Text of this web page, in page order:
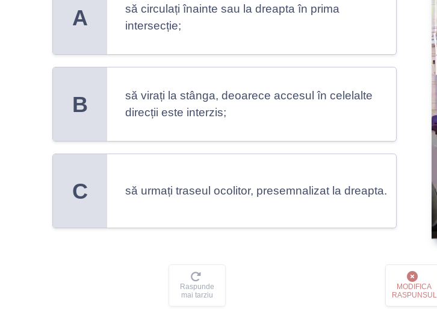
A
să circulați înainte sau la dreapta în prima
intersecție;
B
să virați la stânga, deoarece accesul în celelalte
direcții este interzis;
C să urmați traseul ocolitor, presemnalizat la dreapta.
Raspunde
mai tarziu
MODIFICA
RASPUNSUL